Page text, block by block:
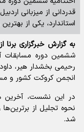
قدردانی از میزبانی
استاندارد، یکی از
به گزارش خبرگزاری برنا
ششمین دوره مسابقات
رحیمی بخشدار هیر،
انجمن کروکت کشور و
در این نشست، آخرین
نحوه تجلیل از
شد.